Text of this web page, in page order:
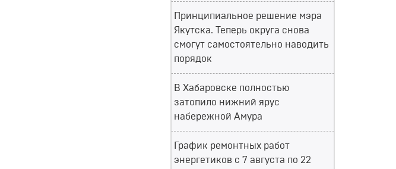
Принципиальное решение мэра
Якутска. Теперь округа снова
смогут самостоятельно наводить
порядок
В Хабаровске полностью
затопило нижний ярус
набережной Амура
График ремонтных работ
энергетиков с 7 августа по 22